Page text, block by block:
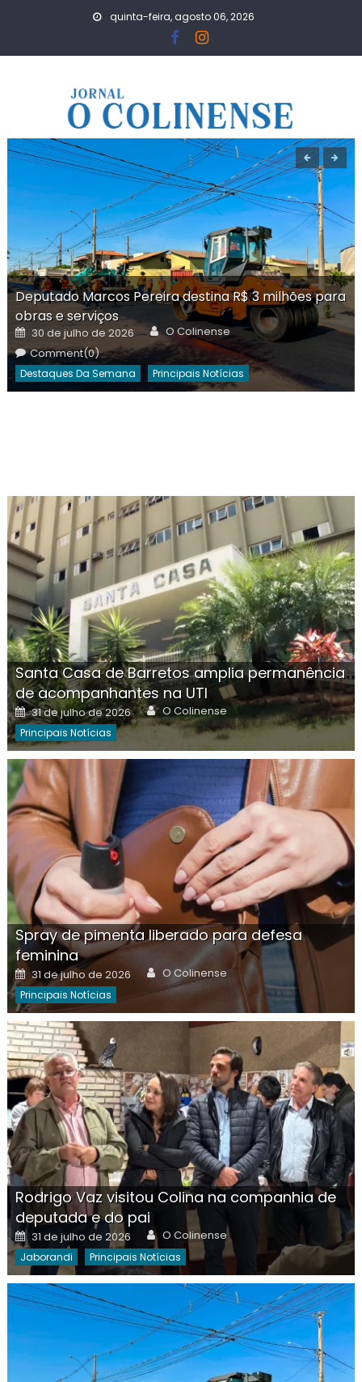
quinta-feira, agosto 06, 2026
Deputado Marcos Pereira destina R$ 3 milhões para
obras e serviços
Posted
on
30 de julho de 2026 Author
O Colinense
Comment(0)
Destaques Da Semana Principais Notícias
Santa Casa de Barretos amplia permanência
de acompanhantes na UTI
Posted
on
31 de julho de 2026 Author
O Colinense
Principais Notícias
Spray de pimenta liberado para defesa
feminina
Posted
on
31 de julho de 2026 Author
O Colinense
Principais Notícias
Rodrigo Vaz visitou Colina na companhia de
deputada e do pai
Posted
on
31 de julho de 2026 Author
O Colinense
Jaborandi Principais Notícias